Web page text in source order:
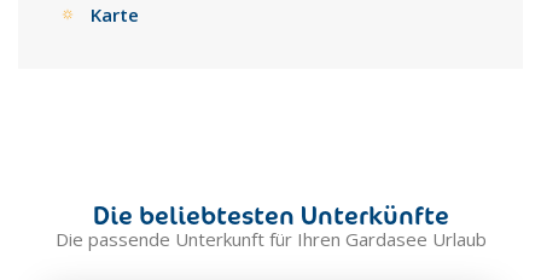
Karte
Die beliebtesten Unterkünfte
Die passende Unterkunft für Ihren Gardasee Urlaub